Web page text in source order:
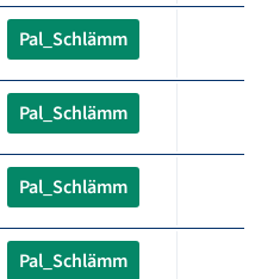
Pal_Schlämm
Pal_Schlämm
Pal_Schlämm
Pal_Schlämm